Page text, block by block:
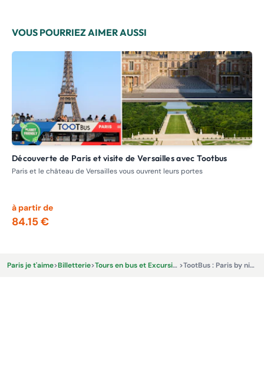
VOUS POURRIEZ AIMER AUSSI
Découverte de Paris et visite de Versailles avec Tootbus
Paris et le château de Versailles vous ouvrent leurs portes
à partir de
84.15 €
Paris je t'aime>Billetterie> Tours en bus et Excursions > TootBus : Paris by night